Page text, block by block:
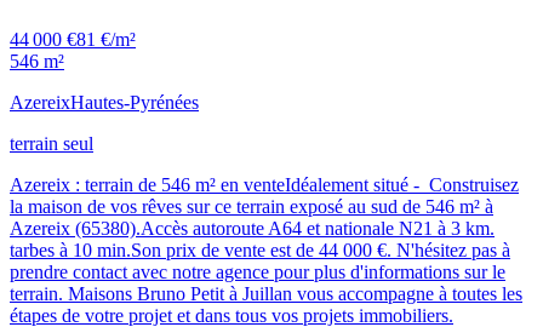
44 000 €81 €/m²
546 m²
AzereixHautes-Pyrénées
terrain seul
Azereix : terrain de 546 m² en venteIdéalement situé - Construisez
la maison de vos rêves sur ce terrain exposé au sud de 546 m² à
Azereix (65380).Accès autoroute A64 et nationale N21 à 3 km.
tarbes à 10 min.Son prix de vente est de 44 000 €. N'hésitez pas à
prendre contact avec notre agence pour plus d'informations sur le
terrain. Maisons Bruno Petit à Juillan vous accompagne à toutes les
étapes de votre projet et dans tous vos projets immobiliers.